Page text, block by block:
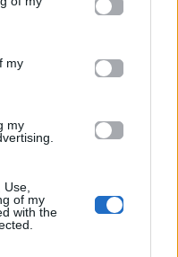
my
my
of my
with the